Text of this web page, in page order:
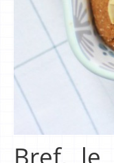
Bref, le